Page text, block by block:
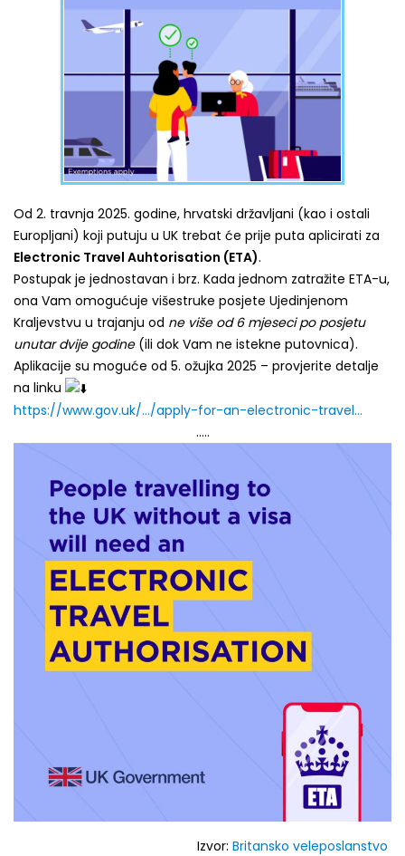
Od 2. travnja 2025. godine, hrvatski državljani (kao i ostali
Europljani) koji putuju u UK trebat će prije puta aplicirati za
Electronic Travel Auhtorisation (ETA).
Postupak je jednostavan i brz. Kada jednom zatražite ETA-u,
ona Vam omogućuje višestruke posjete Ujedinjenom
Kraljevstvu u trajanju od ne više od 6 mjeseci po posjetu
unutar dvije godine(ili dok Vam ne istekne putovnica).
Aplikacije su moguće od 5. ožujka 2025 – provjerite detalje
na linku
https://www.gov.uk/…/apply-for-an-electronic-travel…
…..
Izvor: Britansko veleposlanstvo